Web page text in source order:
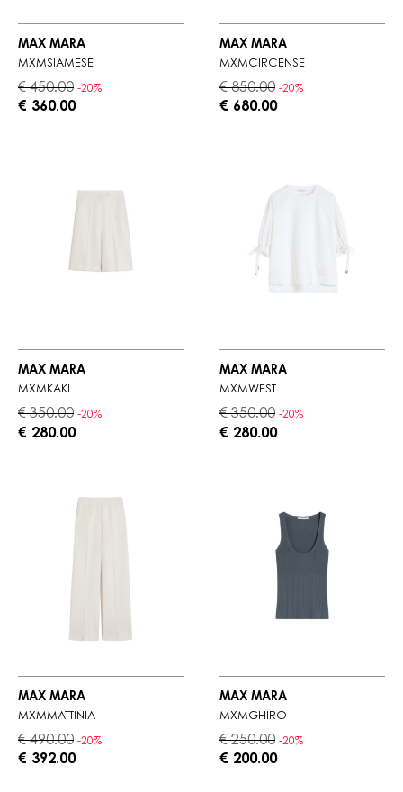
MAX MARA
MXMSIAMESE
€ 450.00 -20%
€ 360.00
MAX MARA
MXMCIRCENSE
€ 850.00 -20%
€ 680.00
MAX MARA
MXMKAKI
€ 350.00 -20%
€ 280.00
MAX MARA
MXMWEST
€ 350.00 -20%
€ 280.00
MAX MARA
MXMMATTINIA
€ 490.00 -20%
€ 392.00
MAX MARA
MXMGHIRO
€ 250.00 -20%
€ 200.00